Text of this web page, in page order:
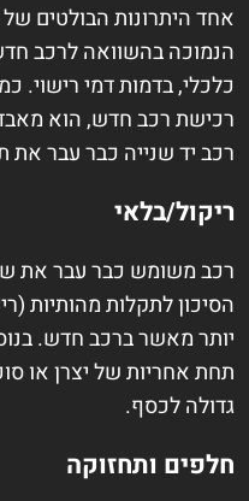
אחד היתרונות הבולטים
כלכלי, בדמות דמי רישוי.
רכישת רכב חדש, הוא
רכב יד שנייה כבר עבר את
ריקול/בלאי
רכב משומש כבר עבר את
הסיכון לתקלות מהותיות
יותר מאשר ברכב חדש.
תחת אחריות של יצרן או
גדולה לכסף.
חלפים ותחזוקה